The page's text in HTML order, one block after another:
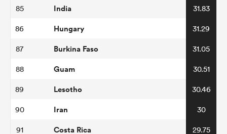
85 India 31.83
86 Hungary 31.29
87 Burkina Faso 31.05
88 Guam 30.51
89 Lesotho 30.46
90 Iran 30
91 Costa Rica 29.75